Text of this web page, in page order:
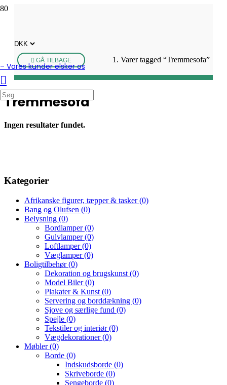
– Vores kunder elsker os
GÅ TILBAGE Varer tagged “Tremmesofa”
Tremmesofa
Ingen resultater fundet.
Kategorier
Afrikanske figurer, tæpper & tasker(0)
Bang og Olufsen (0)
Belysning (0)
Bordlamper(0)
Gulvlamper(0)
Loftlamper(0)
Væglamper(0)
Boligtilbehør(0)
Dekoration og brugskunst (0)
Model Biler(0)
Plakater & Kunst (0)
Servering og borddækning (0)
Sjove og særlige fund (0)
Spejle (0)
Tekstiler og interiør(0)
Vægdekorationer(0)
Møbler(0)
Borde (0)
Indskudsborde (0)
Skriveborde (0)
Sengeborde (0)